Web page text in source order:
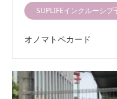
SUPLIFEインクルーシブ
オノマトペカード